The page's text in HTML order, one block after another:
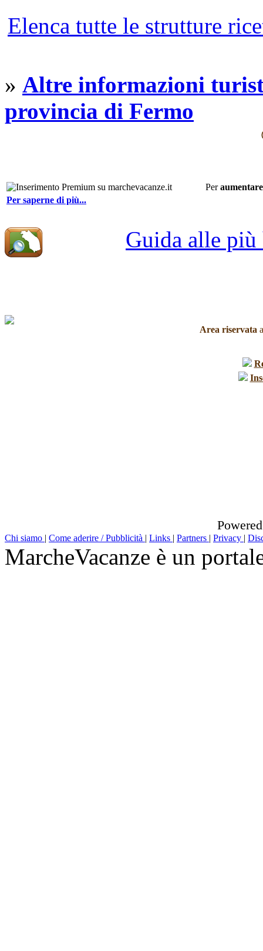
Elenca tutte le strutture
» Altre informazioni
provincia di Fermo
Per
Per saperne di più...
Guida alle più
Area riservata
Chi siamo | Come aderire / Pubblicità | Links | Partners | Privacy |
MarcheVacanze è un